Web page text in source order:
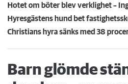
Barn glömde